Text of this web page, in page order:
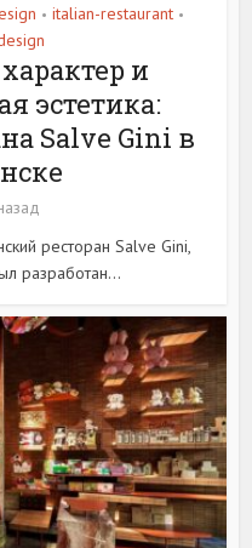
• italian-restaurant •
и
эстетика:
Salve Gini в
ресторан Salve Gini,
разработан...